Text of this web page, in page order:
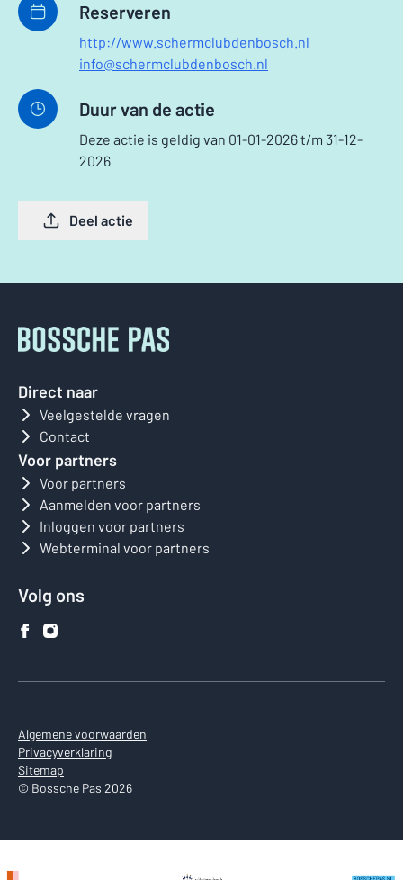
Reserveren
http://www.schermclubdenbosch.nl
info@schermclubdenbosch.nl
Duur van de actie
Deze actie is geldig van 01-01-2026 t/m 31-12-
2026
Deel actie
Direct naar
Veelgestelde vragen
Contact
Voor partners
Voor partners
Aanmelden voor partners
Inloggen voor partners
Webterminal voor partners
Volg ons
Algemene voorwaarden
Privacyverklaring
Sitemap
© Bossche Pas 2026